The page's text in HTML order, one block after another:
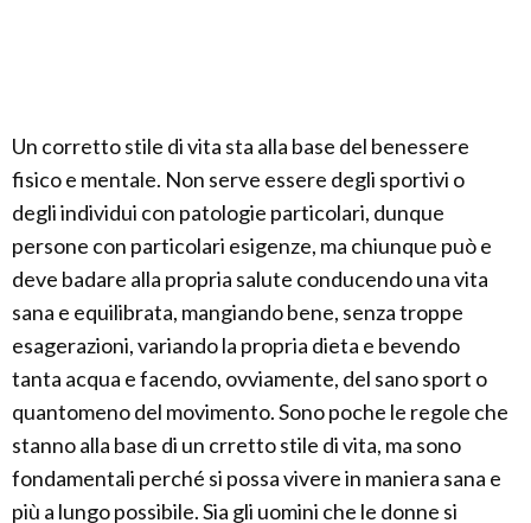
Un corretto stile di vita sta alla base del benessere
fisico e mentale. Non serve essere degli sportivi o
degli individui con patologie particolari, dunque
persone con particolari esigenze, ma chiunque può e
deve badare alla propria salute conducendo una vita
sana e equilibrata, mangiando bene, senza troppe
esagerazioni, variando la propria dieta e bevendo
tanta acqua e facendo, ovviamente, del sano sport o
quantomeno del movimento. Sono poche le regole che
stanno alla base di un crretto stile di vita, ma sono
fondamentali perché si possa vivere in maniera sana e
più a lungo possibile. Sia gli uomini che le donne si